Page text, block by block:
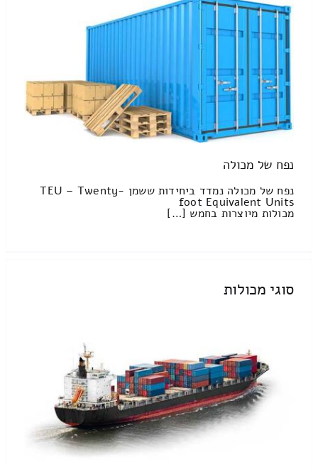
נפח של מכולה
נפח של מכולה נמדד ביחידות ששמן TEU – Twenty-
foot Equivalent Units
מכולות מיוצרות בחמש […]
סוגי מכולות